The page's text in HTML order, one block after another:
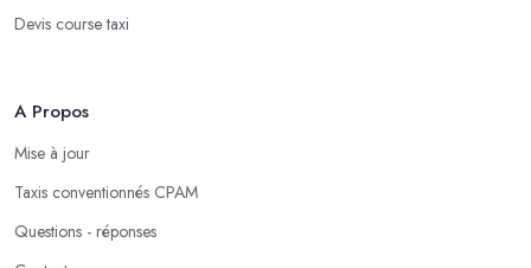
Devis course taxi
A Propos
Mise à jour
Taxis conventionnés CPAM
Questions - réponses